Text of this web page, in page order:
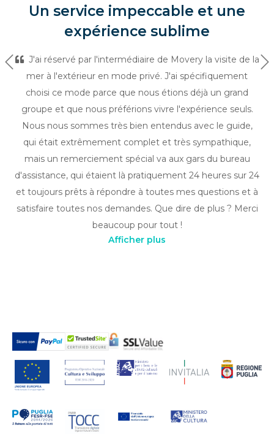
Un service impeccable et une
expérience sublime
J'ai réservé par l'intermédiaire de Movery la visite de la
mer à l'extérieur en mode privé. J'ai spécifiquement
choisi ce mode parce que nous étions déjà un grand
groupe et que nous préférions vivre l'expérience seuls.
Nous nous sommes très bien entendus avec le guide,
qui était extrêmement complet et très sympathique,
mais un remerciement spécial va aux gars du bureau
d'assistance, qui étaient là pratiquement 24 heures sur 24
et toujours prêts à répondre à toutes mes questions et à
satisfaire toutes nos demandes. Que dire de plus ? Merci
beaucoup pour tout !
Précédent
Afficher plus